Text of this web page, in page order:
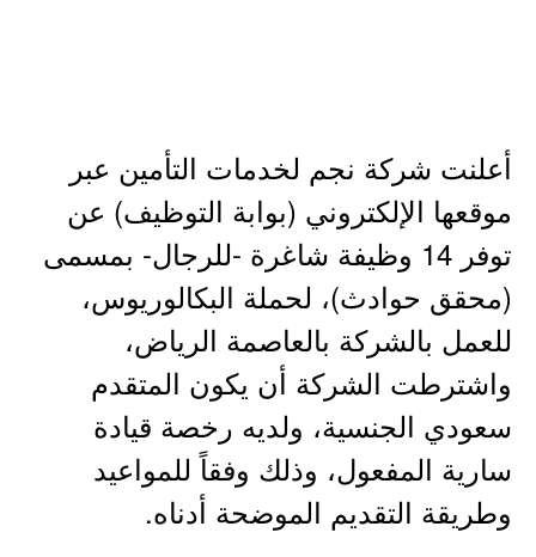
أعلنت شركة نجم لخدمات التأمين عبر
موقعها الإلكتروني (بوابة التوظيف) عن
توفر 14 وظيفة شاغرة -للرجال- بمسمى
(محقق حوادث)، لحملة البكالوريوس،
للعمل بالشركة بالعاصمة الرياض،
واشترطت الشركة أن يكون المتقدم
سعودي الجنسية، ولديه رخصة قيادة
سارية المفعول، وذلك وفقاً للمواعيد
وطريقة التقديم الموضحة أدناه.